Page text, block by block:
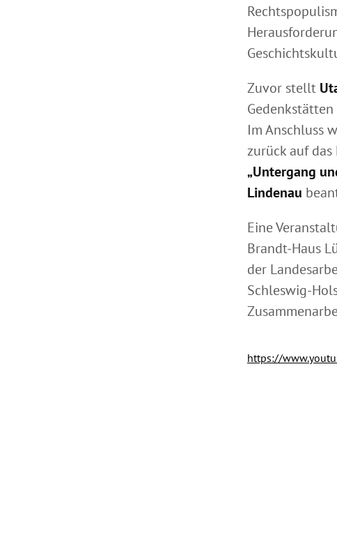
Zuvor stellt
Im Anschluss
zurück auf
„Untergang
Lindenau
Eine
Brandt-Haus
der
Schleswig-
https://